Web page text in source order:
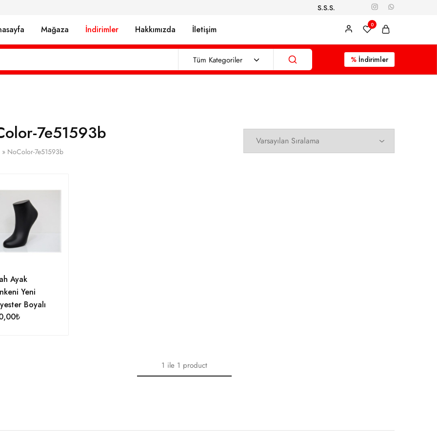
S.S.S.
Mağaza İndirimler Hakkımızda İletişim 0
LÜTFEN)
Tüm Kategoriler % İndirimler
7e51593b
» NoColor-7e51593b
Ayak
Yeni
Boyalı
₺
1 ile 1 product